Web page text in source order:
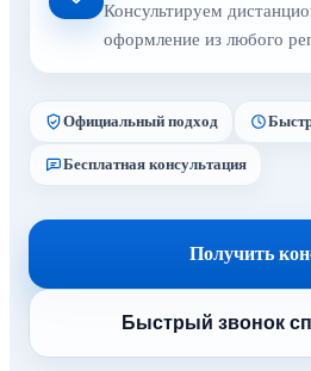
Консультируем
оформление из любого
Официальный подход
Бесплатная консультация
Получить
Быстрый звонок